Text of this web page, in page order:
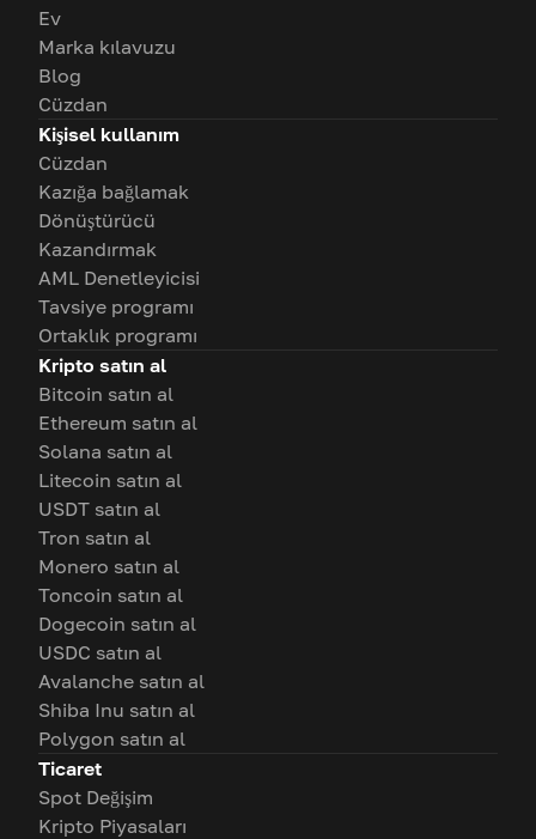
Ev
Marka kılavuzu
Blog
Cüzdan
Kişisel kullanım
Cüzdan
Kazığa bağlamak
Dönüştürücü
Kazandırmak
AML Denetleyicisi
Tavsiye programı
Ortaklık programı
Kripto satın al
Bitcoin satın al
Ethereum satın al
Solana satın al
Litecoin satın al
USDT satın al
Tron satın al
Monero satın al
Toncoin satın al
Dogecoin satın al
USDC satın al
Avalanche satın al
Shiba Inu satın al
Polygon satın al
Ticaret
Spot Değişim
Kripto Piyasaları